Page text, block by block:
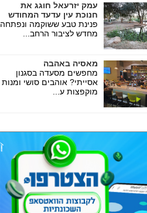
עמק יזרעאל חוגג את
חנוכת עין עדעד המחודש
פנינת טבע ששוקמה ונפתחה
מחדש לציבור הרחב...
מאסיה באהבה
מחפשים מסעדה בסגנון
אסייתי? אוהבים סושי ומנות
מוקפצות ע...